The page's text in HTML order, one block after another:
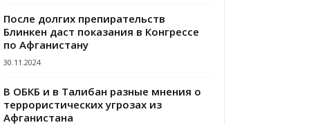
После долгих препирательств
Блинкен даст показания в Конгрессе
по Афганистану
30.11.2024
В ОБКБ и в Талибан разные мнения о
террористических угрозах из
Афганистана